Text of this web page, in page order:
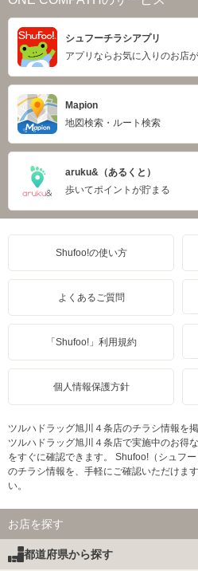
シュフーチラシアプリ
アプリならお気に入りのお店
Mapion
地図検索・ルート検索
aruku&（あるくと）
歩いてポイントが貯まる
Shufoo!の使い方
よくあるご質問
「Shufoo!」利用規約
個人情報保護方針
ツルハドラッグ旭川４条店のチラシ情報を
ツルハドラッグ旭川４条店で実施中のお得
をすぐに確認できます。 Shufoo!（シュフ
のチラシ情報を、手軽にご確認いただけま
い。
お店を探す
都道府県から探す